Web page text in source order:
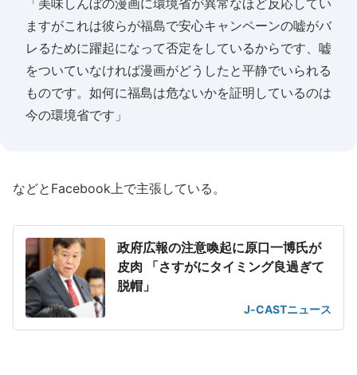
「美味しんぼの漫画に環境省が異常なほど反応してい
ますがこれは彼らが福島で安心キャンペーンの嘘がバ
レるために躍起になって否定をしているからです、嘘
をついていなければ漫画がどうしたと平静でいられる
ものです。如何に福島は危ないかを証明しているのは
今の環境省です」
などとFacebook上で主張している。
政府広報の注意喚起に原口一博氏が
皮肉 「さすがにタイミング良過ぎて
脱帽」
J-CASTニュース